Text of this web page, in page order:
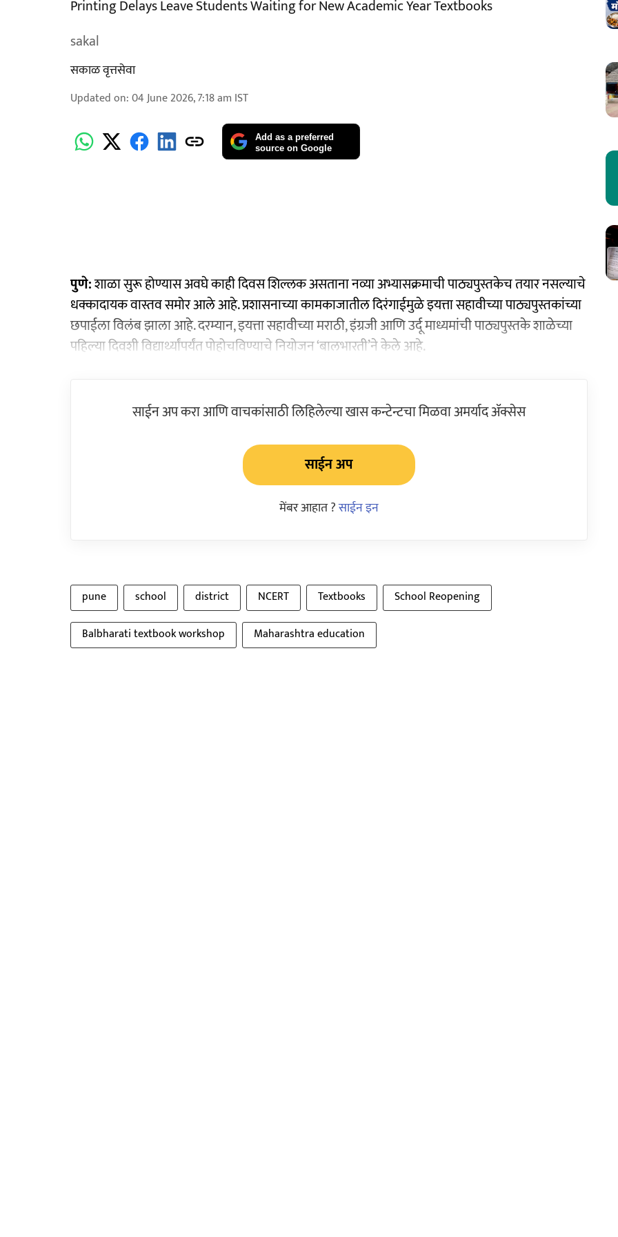
Printing Delays Leave Students Waiting for New Academic Year Textbooks
sakal
सकाळ वृत्तसेवा
Updated on:04 June 2026, 7:18 am IST
Add as a preferred
source on Google
पुणे:शाळा सुरू होण्यास अवघे काही दिवस शिल्लक असताना नव्या अभ्यासक्रमाची पाठ्यपुस्तकेच तयार नसल्याचे
धक्कादायक वास्तव समोर आले आहे. प्रशासनाच्या कामकाजातील दिरंगाईमुळे इयत्ता सहावीच्या पाठ्यपुस्तकांच्या
छपाईला विलंब झाला आहे. दरम्यान, इयत्ता सहावीच्या मराठी, इंग्रजी आणि उर्दू माध्यमांची पाठ्यपुस्तके शाळेच्या
पहिल्या दिवशी विद्यार्थ्यांपर्यंत पोहोचविण्याचे नियोजन ‘बालभारती’ने केले आहे.
साईन अप करा आणि वाचकांसाठी लिहिलेल्या खास कन्टेन्टचा मिळवा अमर्याद ॲक्सेस
साईन अप
मेंबर आहात ?साईन इन
pune school district NCERT Textbooks
School Reopening
Balbharati textbook workshop
Maharashtra education